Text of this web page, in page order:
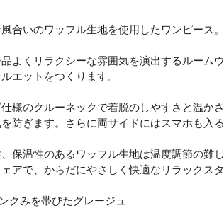
合いのワッフル生地を使用したワンピース。
よくリラクシーな雰囲気を演出するルーム
エットをつくります。
様のクルーネックで着脱のしやすさと温か
防ぎます。さらに両サイドにはスマホも入
保温性のあるワッフル生地は温度調節の難
アで、からだにやさしく快適なリラックス
クみを帯びたグレージュ